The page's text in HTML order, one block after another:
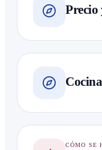
Precio
CÓMO SE